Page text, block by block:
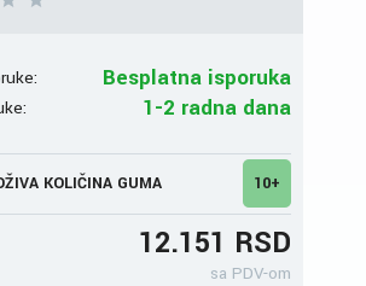
Besplatna isporuka
1-2 radna dana
KOLIČINA GUMA 10+
12.151 RSD
sa PDV-om